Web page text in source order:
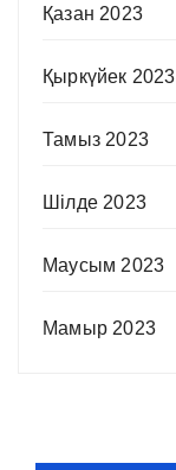
Қазан 2023
Қыркүйек 2023
Тамыз 2023
Шілде 2023
Маусым 2023
Мамыр 2023